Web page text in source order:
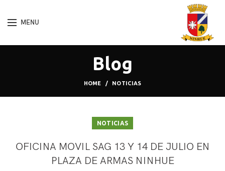
MENU
Blog
HOME NOTICIAS
NOTICIAS
OFICINA MOVIL SAG 13 Y 14 DE JULIO EN
PLAZA DE ARMAS NINHUE